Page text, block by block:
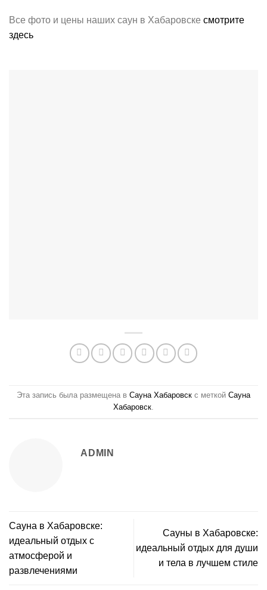
Все фото и цены наших саун в Хабаровске смотрите
здесь
Эта запись была размещена в Сауна Хабаровск с меткой Сауна
Хабаровск.
ADMIN
Сауна в Хабаровске:
идеальный отдых с
атмосферой и
развлечениями
Сауны в Хабаровске:
идеальный отдых для души
и тела в лучшем стиле